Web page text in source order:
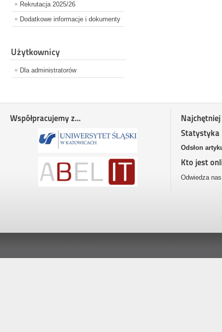
Rekrutacja 2025/26
Dodatkowe informacje i dokumenty
Użytkownicy
Dla administratorów
Współpracujemy z...
Statystyka
Odsłon
Kto jest
Odwiedza